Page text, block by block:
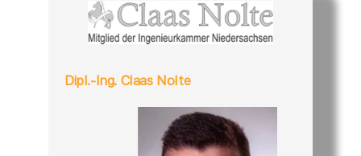
Dipl.-Ing. Claas Nolte